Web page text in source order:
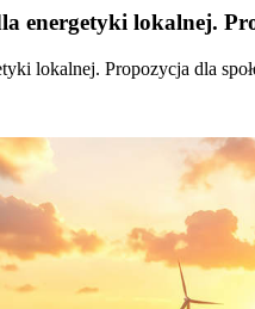
energetyki lokalnej.
lokalnej. Propozycja dla